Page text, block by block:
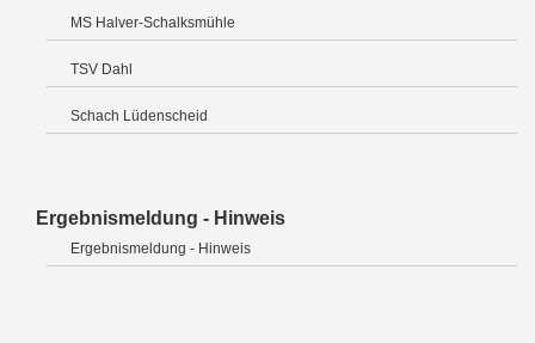
MS Halver-Schalksmühle
TSV Dahl
Schach Lüdenscheid
Ergebnismeldung - Hinweis
Ergebnismeldung - Hinweis